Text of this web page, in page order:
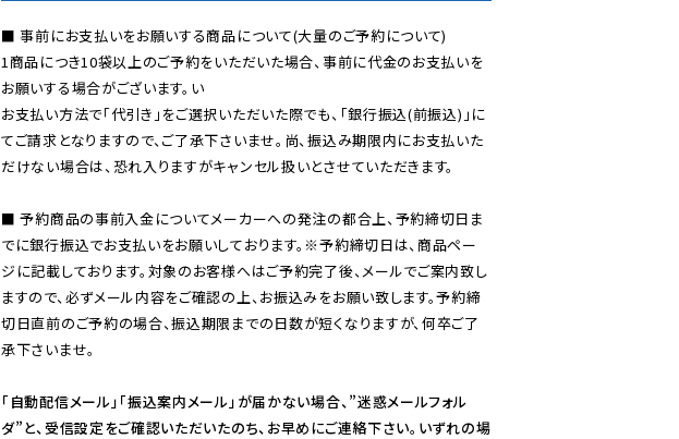
■ 事前にお支払いをお願いする商品について(大量のご予約について)
1商品につき10袋以上のご予約をいただいた場合、事前に代金のお支払いを
お願いする場合がございます。い
お支払い方法で「代引き」をご選択いただいた際でも、「銀行振込(前振込)」に
てご請求となりますので、ご了承下さいませ。尚、振込み期限内にお支払いた
だけない場合は、恐れ入りますがキャンセル扱いとさせていただきます。
■ 予約商品の事前入金についてメーカーへの発注の都合上、予約締切日ま
でに銀行振込でお支払いをお願いしております。※予約締切日は、商品ペー
ジに記載しております。対象のお客様へはご予約完了後、メールでご案内致し
ますので、必ずメール内容をご確認の上、お振込みをお願い致します。予約締
切日直前のご予約の場合、振込期限までの日数が短くなりますが、何卒ご了
承下さいませ。
「自動配信メール」「振込案内メール」が届かない場合、”迷惑メールフォル
ダ”と、受信設定をご確認いただいたのち、お早めにご連絡下さい。いずれの場